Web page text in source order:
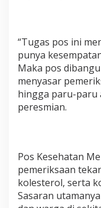
“Tugas pos ini
punya
Maka pos
menyasar
hingga paru-paru
peresmian.
Pos Kesehatan
pemeriksaan
kolesterol, serta
Sasaran